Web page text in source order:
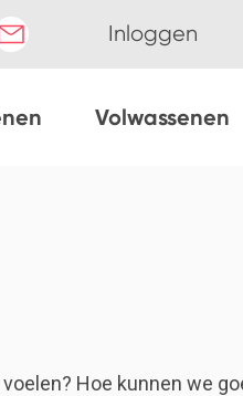
Inloggen
Volwassenen
Hoe kunnen we